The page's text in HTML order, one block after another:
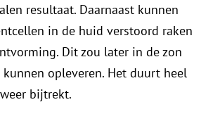
resultaat. Daarnaast kunnen
in de huid verstoord raken
Dit zou later in de zon
opleveren. Het duurt heel
bijtrekt.